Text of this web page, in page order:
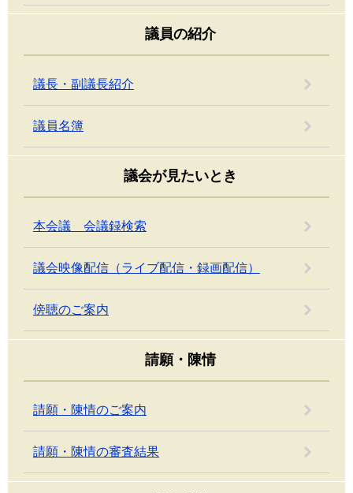
議員の紹介
議長・副議長紹介
議員名簿
議会が見たいとき
本会議 会議録検索
議会映像配信（ライブ配信・録画配信）
傍聴のご案内
請願・陳情
請願・陳情のご案内
請願・陳情の審査結果